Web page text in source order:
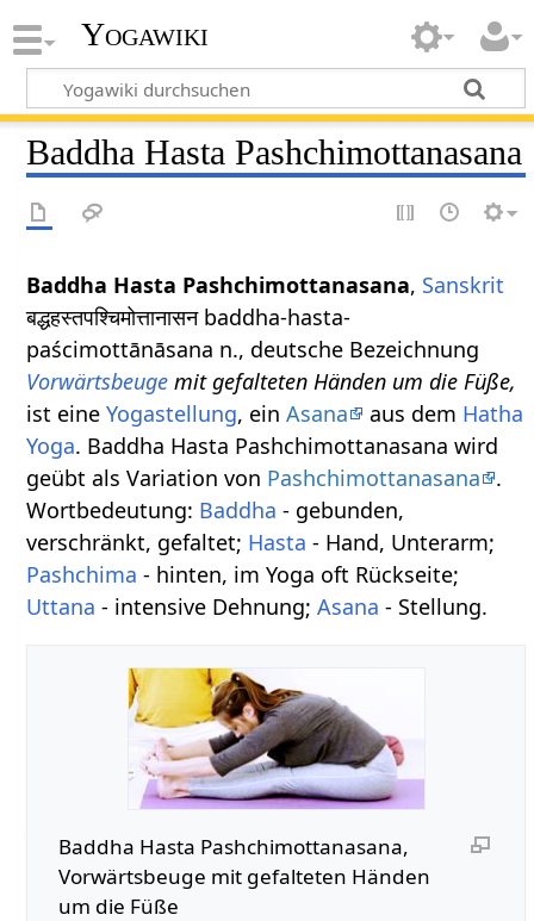
Yogawiki
Baddha Hasta Pashchimottanasana
Baddha Hasta Pashchimottanasana, Sanskrit
बद्धहस्तपश्चिमोत्तानासन baddha-hasta-
paścimottānāsana n., deutsche Bezeichnung
Vorwärtsbeuge mit gefalteten Händen um die Füße,
ist eineYogastellung, einAsana aus dem Hatha
Yoga. Baddha Hasta Pashchimottanasana wird
geübt als Variation von Pashchimottanasana
.
Wortbedeutung: Baddha - gebunden,
verschränkt, gefaltet; Hasta - Hand, Unterarm;
Pashchima - hinten, im Yoga oft Rückseite;
Uttana - intensive Dehnung;Asana - Stellung.
Baddha Hasta Pashchimottanasana,
Vorwärtsbeuge mit gefalteten Händen
um die Füße